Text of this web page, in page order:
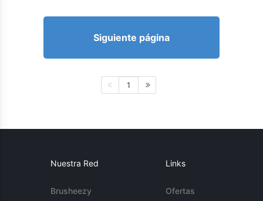
Siguiente página
1
Nuestra Red
Brusheezy
Links
Ofertas